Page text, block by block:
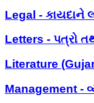
Legal - કાયદાને
Letters - પત્રો
Literature
Management -